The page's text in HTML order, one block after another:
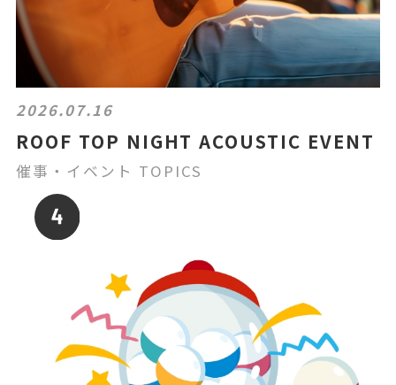
2026.07.16
ROOF TOP NIGHT ACOUSTIC EVENT
催事・イベント TOPICS